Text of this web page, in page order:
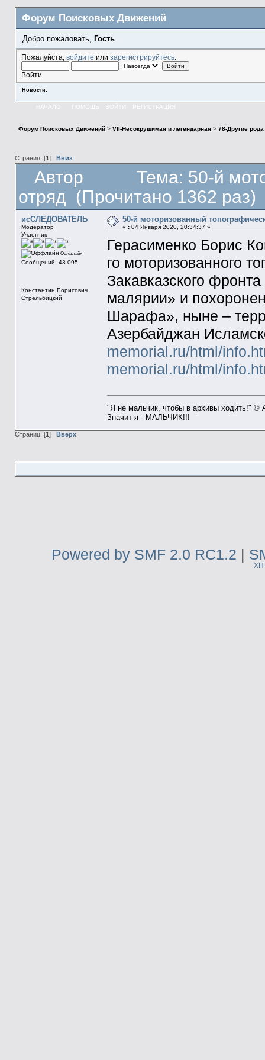
Форум Поисковых Движений
Добро пожаловать, Гость
Пожалуйста, войдите или зарегистрируйтесь.
Войти
Новости:
НАЧАЛО ПОМОЩЬ ВОЙТИ РЕГИСТРАЦИЯ
Форум Поисковых Движений> VII-Несокрушимая и легендарная> 78-Другие
Страниц: [1 ] Вниз
Автор
Тема: 50-й
отряд (Прочитано 1362 раз)
исСЛЕДОВАТЕЛЬ
Модератор
Участник
Оффлайн
Сообщений: 43 095
Константин Борисович
Стрельбицкий
50-й моторизованный
« : 04 Января 2020, 20:34:37 »
Герасименко Борис
го моторизованного
Закавказского
малярии» и
Шарафа», ныне –
Азербайджан
memorial.ru/html/
memorial.ru/html/
"Я не мальчик, чтобы в архивы ходить!" ©
Значит я - МАЛЬЧИК!!!
Страниц: [1] Вверх
Powered by SMF 2.0 RC1.2 |